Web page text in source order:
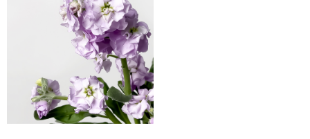
이 달려 있는 꽃으로 이러한 특
성 때문에 꽃의 형태가 일정하
지 않고, 말려져 있거나 쭈글거
리며 자유로운 형태가 있는 꽃
입니다. 스토크는 말라서 시들
거나 지저분한 꽃이 아니니 오
해하지 말아주세요.